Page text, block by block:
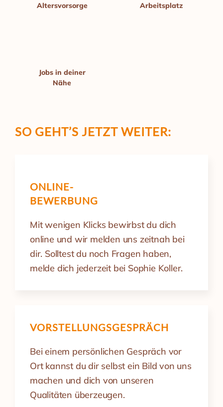
Alters­vorsorge
Arbeitsplatz
Jobs in deiner
Nähe
SO GEHT’S JETZT WEITER:
ONLINE-
BEWERBUNG
Mit wenigen Klicks bewirbst du dich
online und wir melden uns zeitnah bei
dir. Solltest du noch Fragen haben,
melde dich jederzeit bei Sophie Koller.
VORSTELLUNGS­GESPRÄCH
Bei einem persönlichen Gespräch vor
Ort kannst du dir selbst ein Bild von uns
machen und dich von unseren
Qualitäten überzeugen.